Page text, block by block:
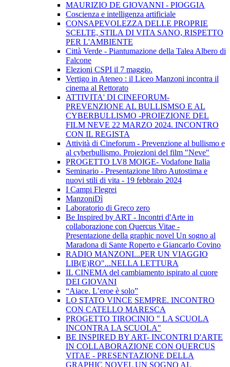
MAURIZIO DE GIOVANNI - PIOGGIA
Coscienza e intelligenza artificiale
CONSAPEVOLEZZA DELLE PROPRIE
SCELTE, STILA DI VITA SANO, RISPETTO
PER L'AMBIENTE
Città Verde - Piantumazione della Talea Albero di
Falcone
Elezioni CSPI il 7 maggio.
Vertigo in Ateneo : il Liceo Manzoni incontra il
cinema al Rettorato
ATTIVITA' DI CINEFORUM-
PREVENZIONE AL BULLISMSO E AL
CYBERBULLISMO -PROIEZIONE DEL
FILM NEVE 22 MARZO 2024. INCONTRO
CON IL REGISTA
Attività di Cineforum - Prevenzione al bullismo e
al cyberbullismo. Proiezioni del film "Neve"
PROGETTO LV8 MOIGE- Vodafone Italia
Seminario - Presentazione libro Autostima e
nuovi stili di vita - 19 febbraio 2024
I Campi Flegrei
ManzoniDì
Laboratorio di Greco zero
Be Inspired by ART - Incontri d'Arte in
collaborazione con Quercus Vitae -
Presentazione della graphic novel Un sogno al
Maradona di Sante Roperto e Giancarlo Covino
RADIO MANZONI...PER UN VIAGGIO
LIB(E)RO"...NELLA LETTURA
IL CINEMA del cambiamento ispirato al cuore
DEI GIOVANI
“Aiace. L’eroe è solo”
LO STATO VINCE SEMPRE. INCONTRO
CON CATELLO MARESCA
PROGETTO TIROCINIO " LA SCUOLA
INCONTRA LA SCUOLA"
BE INSPIRED BY ART- INCONTRI D'ARTE
IN COLLABORAZIONE CON QUERCUS
VITAE - PRESENTAZIONE DELLA
GRAPHIC NOVEL UN SOGNO AL